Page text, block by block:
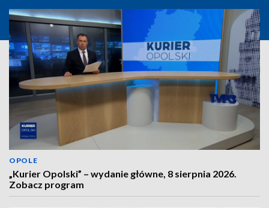
OPOLE
„Kurier Opolski” – wydanie główne, 8 sierpnia 2026.
Zobacz program